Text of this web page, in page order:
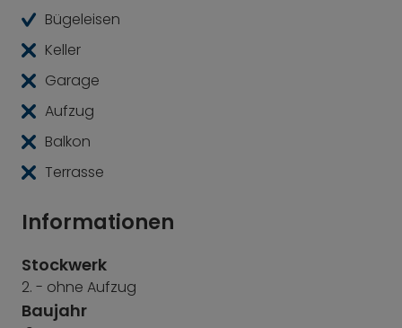
Bügeleisen
Keller
Garage
Aufzug
Balkon
Terrasse
Informationen
Stockwerk
2. - ohne Aufzug
Baujahr